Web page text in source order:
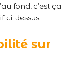
fond, c’est ça
ci-dessus.
sur